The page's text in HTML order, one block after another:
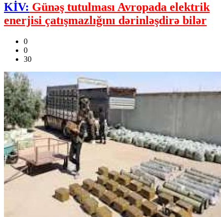
KİV: Günəş tutulması Avropada elektrik
enerjisi çatışmazlığını dərinləşdirə bilər
0
0
30